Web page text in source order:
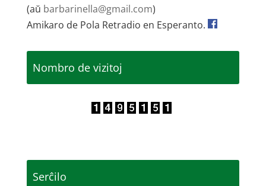
(aŭ barbarinella@gmail.com)
Amikaro de Pola Retradio en Esperanto.
Nombro de vizitoj
Serĉilo